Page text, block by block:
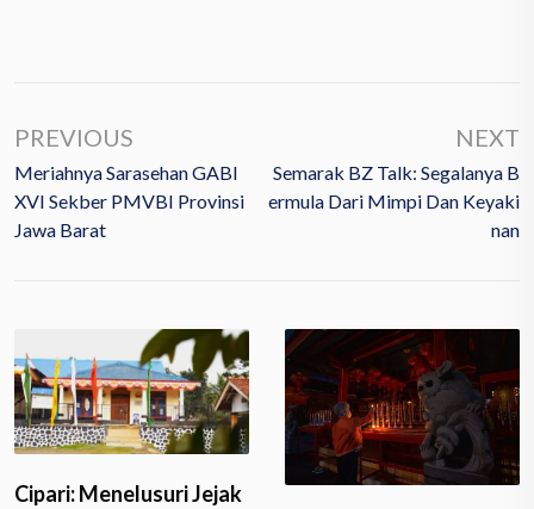
PREVIOUS
Meriahnya Sarasehan GABI
XVI Sekber PMVBI Provinsi
Jawa Barat
NEXT
Semarak BZ Talk: Segalanya B
Ermula Dari Mimpi Dan Keyaki
Nan
Cipari: Menelusuri Jejak